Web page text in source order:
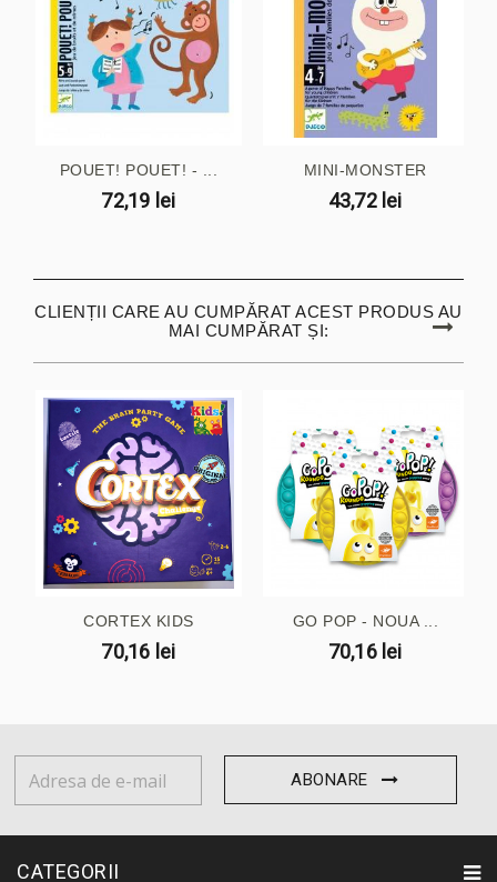
POUET! POUET! - ...
72,19 lei
MINI-MONSTER
43,72 lei
CLIENȚII CARE AU CUMPĂRAT ACEST PRODUS AU
MAI CUMPĂRAT ȘI:
CORTEX KIDS
70,16 lei
GO POP - NOUA ...
70,16 lei
ABONARE
CATEGORII